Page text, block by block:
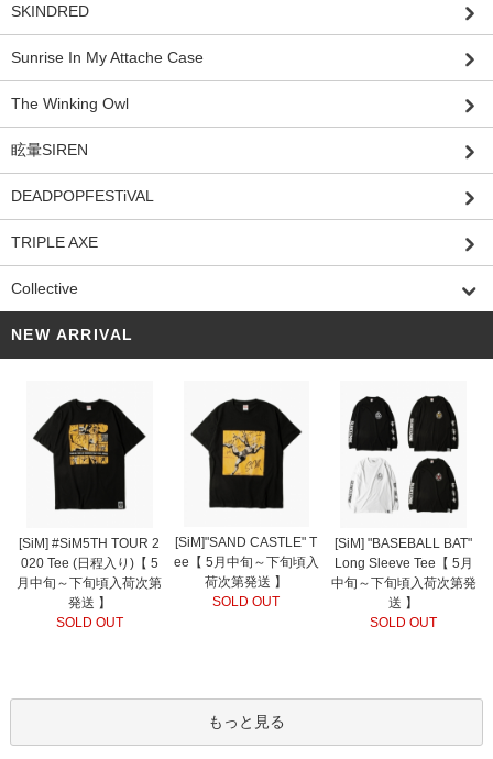
SKINDRED
Sunrise In My Attache Case
The Winking Owl
眩暈SIREN
DEADPOPFESTiVAL
TRIPLE AXE
Collective
NEW ARRIVAL
[SiM] #SiM5TH TOUR 2
020 Tee (日程入り)【 5
月中旬～下旬頃入荷次第
発送 】
SOLD OUT
[SiM]"SAND CASTLE" T
ee【 5月中旬～下旬頃入
荷次第発送 】
SOLD OUT
[SiM] "BASEBALL BAT"
Long Sleeve Tee【 5月
中旬～下旬頃入荷次第発
送 】
SOLD OUT
もっと見る